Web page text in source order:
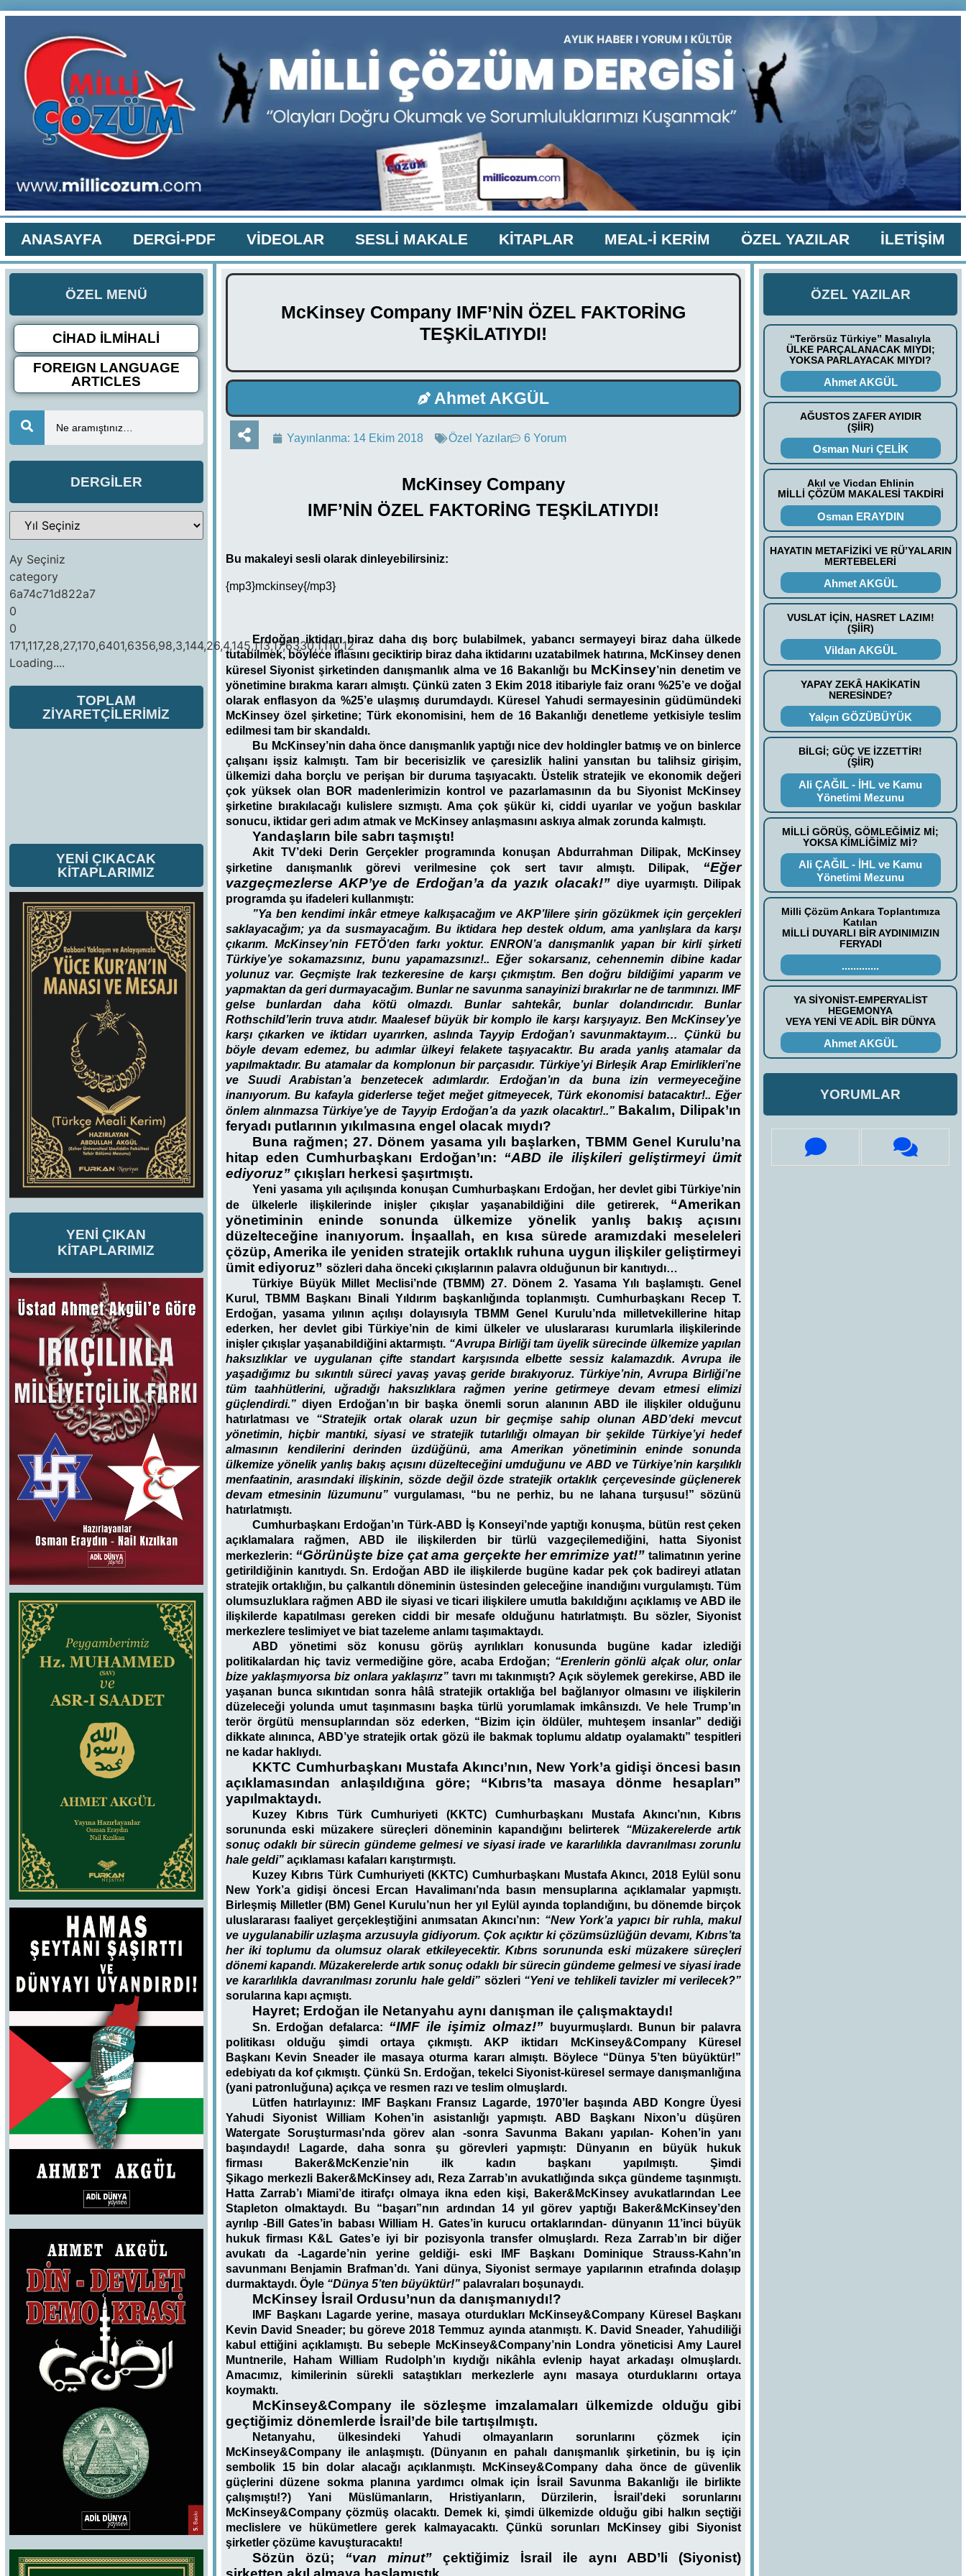
ANASAYFA DERGİ-PDF VİDEOLAR SESLİ MAKALE KİTAPLAR MEAL-İ KERİM ÖZEL YAZILAR İLETİŞİM
ÖZEL MENÜ
CİHAD İLMİHALİ
FOREIGN LANGUAGE
ARTICLES
Ne aramıştınız…
DERGİLER
Ay Seçiniz
category
6a74c71d822a7
0
0
171,117,28,27,170,6401,6356,98,3,144,26,4,145,113,17,6330,1,110,12
Loading....
TOPLAM
ZİYARETÇİLERİMİZ
YENİ ÇIKACAK
KİTAPLARIMIZ
YENİ ÇIKAN
KİTAPLARIMIZ
McKinsey Company IMF’NİN ÖZEL FAKTORİNG
TEŞKİLATIYDI!
Ahmet AKGÜL
Yayınlanma: 14 Ekim 2018 Özel Yazılar 6 Yorum
McKinsey Company
IMF’NİN ÖZEL FAKTORİNG TEŞKİLATIYDI!
Bu makaleyi sesli olarak dinleyebilirsiniz:
{mp3}mckinsey{/mp3}
Erdoğan iktidarı biraz daha dış borç bulabilmek, yabancı sermayeyi biraz daha ülkede
tutabilmek, böylece iflasını geciktirip biraz daha iktidarını uzatabilmek hatırına, McKinsey denen
küresel Siyonist şirketinden danışmanlık alma ve 16 Bakanlığı bu McKinsey’nin denetim ve
yönetimine bırakma kararı almıştı. Çünkü zaten 3 Ekim 2018 itibariyle faiz oranı %25’e ve doğal
olarak enflasyon da %25’e ulaşmış durumdaydı. Küresel Yahudi sermayesinin güdümündeki
McKinsey özel şirketine; Türk ekonomisini, hem de 16 Bakanlığı denetleme yetkisiyle teslim
edilmesi tam bir skandaldı.
Bu McKinsey’nin daha önce danışmanlık yaptığı nice dev holdingler batmış ve on binlerce
çalışanı işsiz kalmıştı. Tam bir becerisizlik ve çaresizlik halini yansıtan bu talihsiz girişim,
ülkemizi daha borçlu ve perişan bir duruma taşıyacaktı. Üstelik stratejik ve ekonomik değeri
çok yüksek olan BOR madenlerimizin kontrol ve pazarlamasının da bu Siyonist McKinsey
şirketine bırakılacağı kulislere sızmıştı. Ama çok şükür ki, ciddi uyarılar ve yoğun baskılar
sonucu, iktidar geri adım atmak ve McKinsey anlaşmasını askıya almak zorunda kalmıştı.
Yandaşların bile sabrı taşmıştı!
Akit TV’deki Derin Gerçekler programında konuşan Abdurrahman Dilipak, McKinsey
şirketine danışmanlık görevi verilmesine çok sert tavır almıştı. Dilipak,
“Eğer
vazgeçmezlerse AKP’ye de Erdoğan’a da yazık olacak!” diye uyarmıştı. Dilipak
programda şu ifadeleri kullanmıştı:
”Ya ben kendimi inkâr etmeye kalkışacağım ve AKP’lilere şirin gözükmek için gerçekleri
saklayacağım; ya da susmayacağım. Bu iktidara hep destek oldum, ama yanlışlara da karşı
çıkarım. McKinsey’nin FETÖ’den farkı yoktur. ENRON’a danışmanlık yapan bir kirli şirketi
Türkiye’ye sokamazsınız, bunu yapamazsınız!.. Eğer sokarsanız, cehennemin dibine kadar
yolunuz var. Geçmişte Irak tezkeresine de karşı çıkmıştım. Ben doğru bildiğimi yaparım ve
yapmaktan da geri durmayacağım. Bunlar ne savunma sanayinizi bırakırlar ne de tarımınızı. IMF
gelse bunlardan daha kötü olmazdı. Bunlar sahtekâr, bunlar dolandırıcıdır. Bunlar
Rothschild’lerin truva atıdır. Maalesef büyük bir komplo ile karşı karşıyayız. Ben McKinsey’ye
karşı çıkarken ve iktidarı uyarırken, aslında Tayyip Erdoğan’ı savunmaktayım… Çünkü bu
böyle devam edemez, bu adımlar ülkeyi felakete taşıyacaktır. Bu arada yanlış atamalar da
yapılmaktadır. Bu atamalar da komplonun bir parçasıdır. Türkiye’yi Birleşik Arap Emirlikleri’ne
ve Suudi Arabistan’a benzetecek adımlardır. Erdoğan’ın da buna izin vermeyeceğine
inanıyorum. Bu kafayla giderlerse teğet meğet gitmeyecek, Türk ekonomisi batacaktır!.. Eğer
önlem alınmazsa Türkiye’ye de Tayyip Erdoğan’a da yazık olacaktır!..” Bakalım, Dilipak’ın
feryadı putlarının yıkılmasına engel olacak mıydı?
Buna rağmen; 27. Dönem yasama yılı başlarken, TBMM Genel Kurulu’na
hitap eden Cumhurbaşkanı Erdoğan’ın: “ABD ile ilişkileri geliştirmeyi ümit
ediyoruz” çıkışları herkesi şaşırtmıştı.
Yeni yasama yılı açılışında konuşan Cumhurbaşkanı Erdoğan, her devlet gibi Türkiye’nin
de ülkelerle ilişkilerinde inişler çıkışlar yaşanabildiğini dile getirerek, “Amerikan
yönetiminin eninde sonunda ülkemize yönelik yanlış bakış açısını
düzelteceğine inanıyorum. İnşaallah, en kısa sürede aramızdaki meseleleri
çözüp, Amerika ile yeniden stratejik ortaklık ruhuna uygun ilişkiler geliştirmeyi
ümit ediyoruz” sözleri daha önceki çıkışlarının palavra olduğunun bir kanıtıydı…
Türkiye Büyük Millet Meclisi’nde (TBMM) 27. Dönem 2. Yasama Yılı başlamıştı. Genel
Kurul, TBMM Başkanı Binali Yıldırım başkanlığında toplanmıştı. Cumhurbaşkanı Recep T.
Erdoğan, yasama yılının açılışı dolayısıyla TBMM Genel Kurulu’nda milletvekillerine hitap
ederken, her devlet gibi Türkiye’nin de kimi ülkeler ve uluslararası kurumlarla ilişkilerinde
inişler çıkışlar yaşanabildiğini aktarmıştı. “Avrupa Birliği tam üyelik sürecinde ülkemize yapılan
haksızlıklar ve uygulanan çifte standart karşısında elbette sessiz kalamazdık. Avrupa ile
yaşadığımız bu sıkıntılı süreci yavaş yavaş geride bırakıyoruz. Türkiye’nin, Avrupa Birliği’ne
tüm taahhütlerini, uğradığı haksızlıklara rağmen yerine getirmeye devam etmesi elimizi
güçlendirdi.”diyen Erdoğan’ın bir başka önemli sorun alanının ABD ile ilişkiler olduğunu
hatırlatması ve “Stratejik ortak olarak uzun bir geçmişe sahip olunan ABD’deki mevcut
yönetimin, hiçbir mantıki, siyasi ve stratejik tutarlılığı olmayan bir şekilde Türkiye’yi hedef
almasının kendilerini derinden üzdüğünü, ama Amerikan yönetiminin eninde sonunda
ülkemize yönelik yanlış bakış açısını düzelteceğini umduğunu ve ABD ve Türkiye’nin karşılıklı
menfaatinin, arasındaki ilişkinin, sözde değil özde stratejik ortaklık çerçevesinde güçlenerek
devam etmesinin lüzumunu”vurgulaması, “bu ne perhiz, bu ne lahana turşusu!” sözünü
hatırlatmıştı.
Cumhurbaşkanı Erdoğan’ın Türk-ABD İş Konseyi’nde yaptığı konuşma, bütün rest çeken
açıklamalara rağmen, ABD ile ilişkilerden bir türlü vazgeçilemediğini, hatta Siyonist
merkezlerin: “Görünüşte bize çat ama gerçekte her emrimize yat!” talimatının yerine
getirildiğinin kanıtıydı. Sn. Erdoğan ABD ile ilişkilerde bugüne kadar pek çok badireyi atlatan
stratejik ortaklığın, bu çalkantılı döneminin üstesinden geleceğine inandığını vurgulamıştı. Tüm
olumsuzluklara rağmen ABD ile siyasi ve ticari ilişkilere umutla bakıldığını açıklamış ve ABD ile
ilişkilerde kapatılması gereken ciddi bir mesafe olduğunu hatırlatmıştı. Bu sözler, Siyonist
merkezlere teslimiyet ve biat tazeleme anlamı taşımaktaydı.
ABD yönetimi söz konusu görüş ayrılıkları konusunda bugüne kadar izlediği
politikalardan hiç taviz vermediğine göre, acaba Erdoğan; “Erenlerin gönlü alçak olur, onlar
bize yaklaşmıyorsa biz onlara yaklaşırız” tavrı mı takınmıştı? Açık söylemek gerekirse, ABD ile
yaşanan bunca sıkıntıdan sonra hâlâ stratejik ortaklığa bel bağlanıyor olmasını ve ilişkilerin
düzeleceği yolunda umut taşınmasını başka türlü yorumlamak imkânsızdı. Ve hele Trump’ın
terör örgütü mensuplarından söz ederken, “Bizim için öldüler, muhteşem insanlar” dediği
dikkate alınınca, ABD’ye stratejik ortak gözü ile bakmak toplumu aldatıp oyalamaktı” tespitleri
ne kadar haklıydı.
KKTC Cumhurbaşkanı Mustafa Akıncı’nın, New York’a gidişi öncesi basın
açıklamasından anlaşıldığına göre; “Kıbrıs’ta masaya dönme hesapları”
yapılmaktaydı.
Kuzey Kıbrıs Türk Cumhuriyeti (KKTC) Cumhurbaşkanı Mustafa Akıncı’nın, Kıbrıs
sorununda eski müzakere süreçleri döneminin kapandığını belirterek “Müzakerelerde artık
sonuç odaklı bir sürecin gündeme gelmesi ve siyasi irade ve kararlılıkla davranılması zorunlu
hale geldi”açıklaması kafaları karıştırmıştı.
Kuzey Kıbrıs Türk Cumhuriyeti (KKTC) Cumhurbaşkanı Mustafa Akıncı, 2018 Eylül sonu
New York’a gidişi öncesi Ercan Havalimanı’nda basın mensuplarına açıklamalar yapmıştı.
Birleşmiş Milletler (BM) Genel Kurulu’nun her yıl Eylül ayında toplandığını, bu dönemde birçok
uluslararası faaliyet gerçekleştiğini anımsatan Akıncı’nın: “New York’a yapıcı bir ruhla, makul
ve uygulanabilir uzlaşma arzusuyla gidiyorum. Çok açıktır ki çözümsüzlüğün devamı, Kıbrıs’ta
her iki toplumu da olumsuz olarak etkileyecektir. Kıbrıs sorununda eski müzakere süreçleri
dönemi kapandı. Müzakerelerde artık sonuç odaklı bir sürecin gündeme gelmesi ve siyasi irade
ve kararlılıkla davranılması zorunlu hale geldi” sözleri“Yeni ve tehlikeli tavizler mi verilecek?”
sorularına kapı açmıştı.
Hayret; Erdoğan ile Netanyahu aynı danışman ile çalışmaktaydı!
Sn. Erdoğan defalarca: “IMF ile işimiz olmaz!”
buyurmuşlardı. Bunun bir palavra
politikası olduğu şimdi ortaya çıkmıştı. AKP iktidarı McKinsey&Company Küresel
Başkanı Kevin Sneader ile masaya oturma kararı almıştı. Böylece “Dünya 5’ten büyüktür!”
edebiyatı da kof çıkmıştı. Çünkü Sn. Erdoğan, tekelci Siyonist-küresel sermaye danışmanlığına
(yani patronluğuna) açıkça ve resmen razı ve teslim olmuşlardı.
Lütfen hatırlayınız: IMF Başkanı Fransız Lagarde, 1970’ler başında ABD Kongre Üyesi
Yahudi Siyonist William Kohen’in asistanlığı yapmıştı. ABD Başkanı Nixon’u düşüren
Watergate Soruşturması’nda görev alan -sonra Savunma Bakanı yapılan- Kohen’in yanı
başındaydı! Lagarde, daha sonra şu görevleri yapmıştı: Dünyanın en büyük hukuk
firması Baker&McKenzie’nin ilk kadın başkanı yapılmıştı. Şimdi
Şikago merkezli Baker&McKinsey adı, Reza Zarrab’ın avukatlığında sıkça gündeme taşınmıştı.
Hatta Zarrab’ı Miami’de itirafçı olmaya ikna eden kişi, Baker&McKinsey avukatlarından Lee
Stapleton olmaktaydı. Bu “başarı”nın ardından 14 yıl görev yaptığı Baker&McKinsey’den
ayrılıp -Bill Gates’in babası William H. Gates’in kurucu ortaklarından- dünyanın 11’inci büyük
hukuk firması K&L Gates’e iyi bir pozisyonla transfer olmuşlardı. Reza Zarrab’ın bir diğer
avukatı da -Lagarde’nin yerine geldiği- eski IMF Başkanı Dominique Strauss-Kahn’ın
savunmanı Benjamin Brafman’dı. Yani dünya, Siyonist sermaye yapılarının etrafında dolaşıp
durmaktaydı. Öyle “Dünya 5’ten büyüktür!”palavraları boşunaydı.
McKinsey İsrail Ordusu’nun da danışmanıydı!?
IMF Başkanı Lagarde yerine, masaya oturdukları McKinsey&Company Küresel Başkanı
Kevin David Sneader; bu göreve 2018 Temmuz ayında atanmıştı. K. David Sneader, Yahudiliği
kabul ettiğini açıklamıştı. Bu sebeple McKinsey&Company’nin Londra yöneticisi Amy Laurel
Muntnerile, Haham William Rudolph’ın kıydığı nikâhla evlenip hayat arkadaşı olmuşlardı.
Amacımız, kimilerinin sürekli sataştıkları merkezlerle aynı masaya oturduklarını ortaya
koymaktı.
McKinsey&Company ile sözleşme imzalamaları ülkemizde olduğu gibi
geçtiğimiz dönemlerde İsrail’de bile tartışılmıştı.
Netanyahu, ülkesindeki Yahudi olmayanların sorunlarını çözmek için
McKinsey&Company ile anlaşmıştı. (Dünyanın en pahalı danışmanlık şirketinin, bu iş için
sembolik 15 bin dolar alacağı açıklanmıştı. McKinsey&Company daha önce de güvenlik
güçlerini düzene sokma planına yardımcı olmak için İsrail Savunma Bakanlığı ile birlikte
çalışmıştı!?) Yani Müslümanların, Hristiyanların, Dürzilerin, İsrail’deki sorunlarını
McKinsey&Company çözmüş olacaktı. Demek ki, şimdi ülkemizde olduğu gibi halkın seçtiği
meclislere ve hükümetlere gerek kalmayacaktı. Çünkü sorunları McKinsey gibi Siyonist
şirketler çözüme kavuşturacaktı!
Sözün özü; “van minut” çektiğimiz İsrail ile aynı ABD’li (Siyonist)
ÖZEL YAZILAR
“Terörsüz Türkiye” Masalıyla
ÜLKE PARÇALANACAK MIYDI;
YOKSA PARLAYACAK MIYDI?
Ahmet AKGÜL
AĞUSTOS ZAFER AYIDIR
(ŞİİR)
Osman Nuri ÇELİK
Akıl ve Vicdan Ehlinin
MİLLİ ÇÖZÜM MAKALESİ TAKDİRİ
Osman ERAYDIN
HAYATIN METAFİZİKİ VE RÜ’YALARIN
MERTEBELERİ
Ahmet AKGÜL
VUSLAT İÇİN, HASRET LAZIM!
(ŞİİR)
Vildan AKGÜL
YAPAY ZEKÂ HAKİKATİN
NERESİNDE?
Yalçın GÖZÜBÜYÜK
BİLGİ; GÜÇ VE İZZETTİR!
(ŞİİR)
Ali ÇAĞIL - İHL ve Kamu
Yönetimi Mezunu
MİLLİ GÖRÜŞ, GÖMLEĞİMİZ Mİ;
YOKSA KİMLİĞİMİZ Mİ?
Ali ÇAĞIL - İHL ve Kamu
Yönetimi Mezunu
Milli Çözüm Ankara Toplantımıza
Katılan
MİLLİ DUYARLI BİR AYDINIMIZIN
FERYADI
.............
YA SİYONİST-EMPERYALİST
HEGEMONYA
VEYA YENİ VE ADİL BİR DÜNYA
Ahmet AKGÜL
YORUMLAR